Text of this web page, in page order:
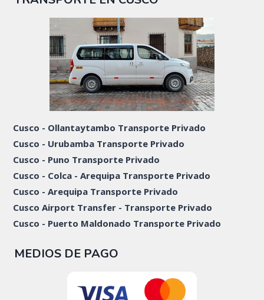
Cusco - Ollantaytambo Transporte Privado
Cusco - Urubamba Transporte Privado
Cusco - Puno Transporte Privado
Cusco - Colca - Arequipa Transporte Privado
Cusco - Arequipa Transporte Privado
Cusco Airport Transfer - Transporte Privado
Cusco - Puerto Maldonado Transporte Privado
MEDIOS DE PAGO